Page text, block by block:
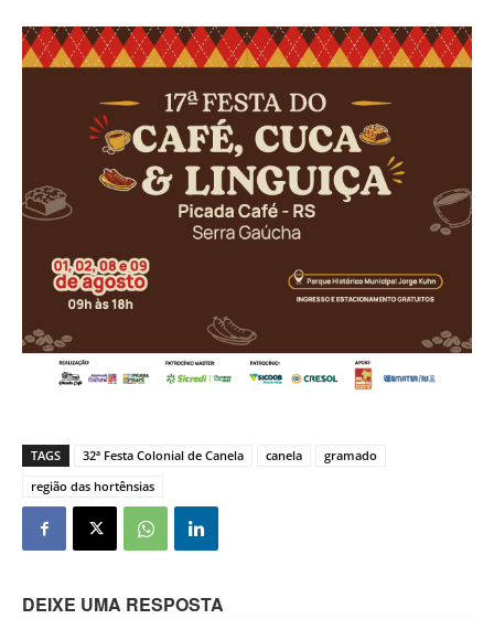
TAGS 32ª Festa Colonial de Canela canela
gramado
região das hortênsias
DEIXE UMA RESPOSTA